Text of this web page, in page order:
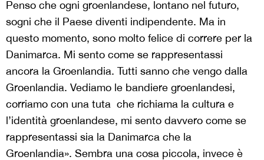
Penso che ogni groenlandese, lontano nel futuro,
sogni che il Paese diventi indipendente. Ma in
questo momento, sono molto felice di correre per la
Danimarca. Mi sento come se rappresentassi
ancora la Groenlandia. Tutti sanno che vengo dalla
Groenlandia. Vediamo le bandiere groenlandesi,
corriamo con una tuta che richiama la cultura e
l’identità groenlandese, mi sento davvero come se
rappresentassi sia la Danimarca che la
Groenlandia». Sembra una cosa piccola, invece è